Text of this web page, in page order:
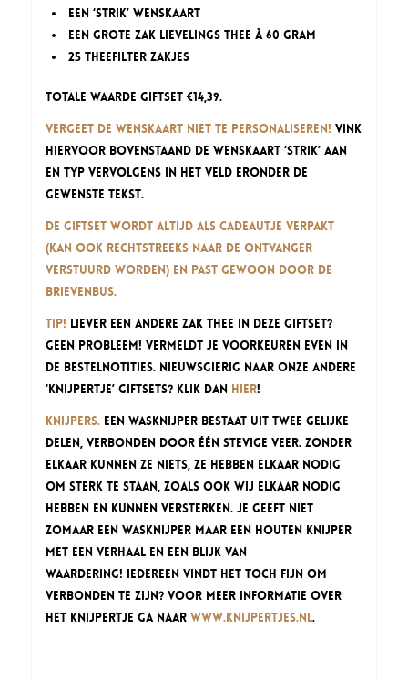
een ‘Strik’ wenskaart
een grote zak Lievelings thee à 60 gram
25 theefilter zakjes
Totale waarde giftset €14,39.
Vergeet de wenskaart niet te personaliseren! Vink
hiervoor bovenstaand de wenskaart ‘Strik’ aan
en typ vervolgens in het veld eronder de
gewenste tekst.
De Giftset wordt altijd als cadeautje verpakt
(kan ook rechtstreeks naar de ontvanger
verstuurd worden) en past gewoon door de
brievenbus.
Tip! Liever een andere zak thee in deze Giftset?
Geen probleem! Vermeldt je voorkeuren even in
de bestelnotities. Nieuwsgierig naar onze andere
‘Knijpertje’ Giftsets? Klik dan hier!
Knijpers.Een wasknijper bestaat uit twee gelijke
delen, verbonden door één stevige veer. Zonder
elkaar kunnen ze niets, ze hebben elkaar nodig
om sterk te staan, zoals ook wij elkaar nodig
hebben en kunnen versterken. Je geeft niet
zomaar een wasknijper maar een houten knijper
met een verhaal en een blijk van
waardering! Iedereen vindt het toch fijn om
verbonden te zijn? Voor meer informatie over
het knijpertje ga naar www.knijpertjes.nl.